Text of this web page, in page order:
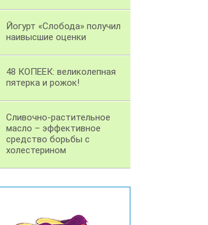
Йогурт «Слобода» получил
наивысшие оценки
48 КОПЕЕК: великолепная
пятерка и рожок!
Сливочно-растительное
масло – эффективное
средство борьбы с
холестерином